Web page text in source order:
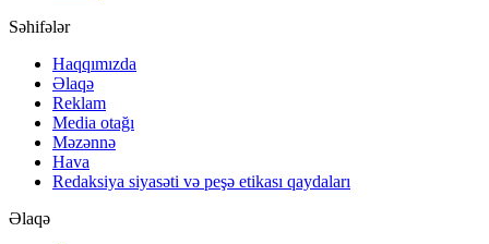
Səhifələr
Haqqımızda
Əlaqə
Reklam
Media otağı
Məzənnə
Hava
Redaksiya siyasəti və peşə etikası qaydaları
Əlaqə